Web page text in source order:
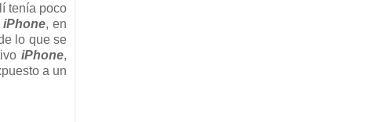
tenía poco
iPhone, en
lo que se
iPhone,
a un